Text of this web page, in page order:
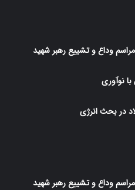
وداع و تشییع رهبر شهید
نوآوری
وداع و تشییع رهبر شهید